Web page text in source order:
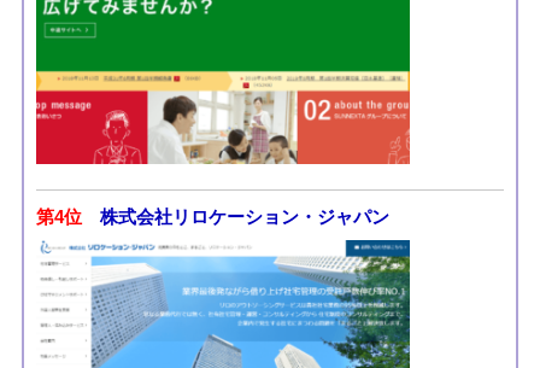
第4位 株式会社リロケーション・ジャパン